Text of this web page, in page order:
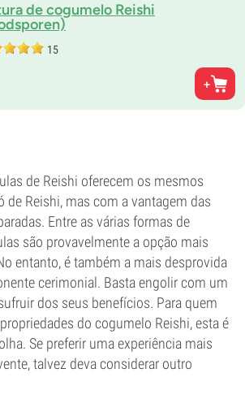
de cogumelo Reishi
15
de Reishi oferecem os mesmos
de Reishi, mas com a vantagem das
Entre as várias formas de
são provavelmente a opção mais
entanto, é também a mais desprovida
cerimonial. Basta engolir com um
dos seus benefícios. Para quem
do cogumelo Reishi, esta é
Se preferir uma experiência mais
talvez deva considerar outro